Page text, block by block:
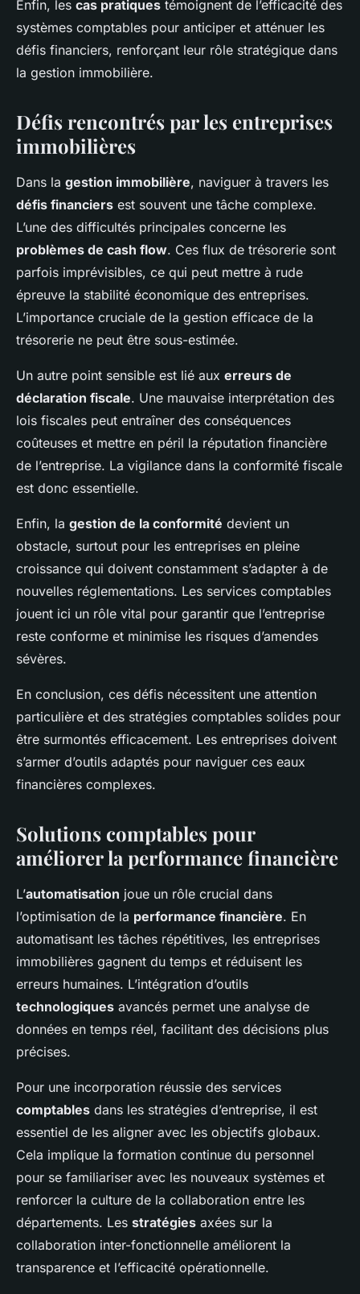
Enfin, les cas pratiques témoignent de l’efficacité des
systèmes comptables pour anticiper et atténuer les
défis financiers, renforçant leur rôle stratégique dans
la gestion immobilière.
Défis rencontrés par les entreprises
immobilières
Dans la gestion immobilière, naviguer à travers les
défis financiers est souvent une tâche complexe.
L’une des difficultés principales concerne les
problèmes de cash flow. Ces flux de trésorerie sont
parfois imprévisibles, ce qui peut mettre à rude
épreuve la stabilité économique des entreprises.
L’importance cruciale de la gestion efficace de la
trésorerie ne peut être sous-estimée.
Un autre point sensible est lié aux erreurs de
déclaration fiscale. Une mauvaise interprétation des
lois fiscales peut entraîner des conséquences
coûteuses et mettre en péril la réputation financière
de l’entreprise. La vigilance dans la conformité fiscale
est donc essentielle.
Enfin, la gestion de la conformité devient un
obstacle, surtout pour les entreprises en pleine
croissance qui doivent constamment s’adapter à de
nouvelles réglementations. Les services comptables
jouent ici un rôle vital pour garantir que l’entreprise
reste conforme et minimise les risques d’amendes
sévères.
En conclusion, ces défis nécessitent une attention
particulière et des stratégies comptables solides pour
être surmontés efficacement. Les entreprises doivent
s’armer d’outils adaptés pour naviguer ces eaux
financières complexes.
Solutions comptables pour
améliorer la performance financière
L’automatisation joue un rôle crucial dans
l’optimisation de la performance financière. En
automatisant les tâches répétitives, les entreprises
immobilières gagnent du temps et réduisent les
erreurs humaines. L’intégration d’outils
technologiques avancés permet une analyse de
données en temps réel, facilitant des décisions plus
précises.
Pour une incorporation réussie des services
comptables dans les stratégies d’entreprise, il est
essentiel de les aligner avec les objectifs globaux.
Cela implique la formation continue du personnel
pour se familiariser avec les nouveaux systèmes et
renforcer la culture de la collaboration entre les
départements. Les stratégies axées sur la
collaboration inter-fonctionnelle améliorent la
transparence et l’efficacité opérationnelle.